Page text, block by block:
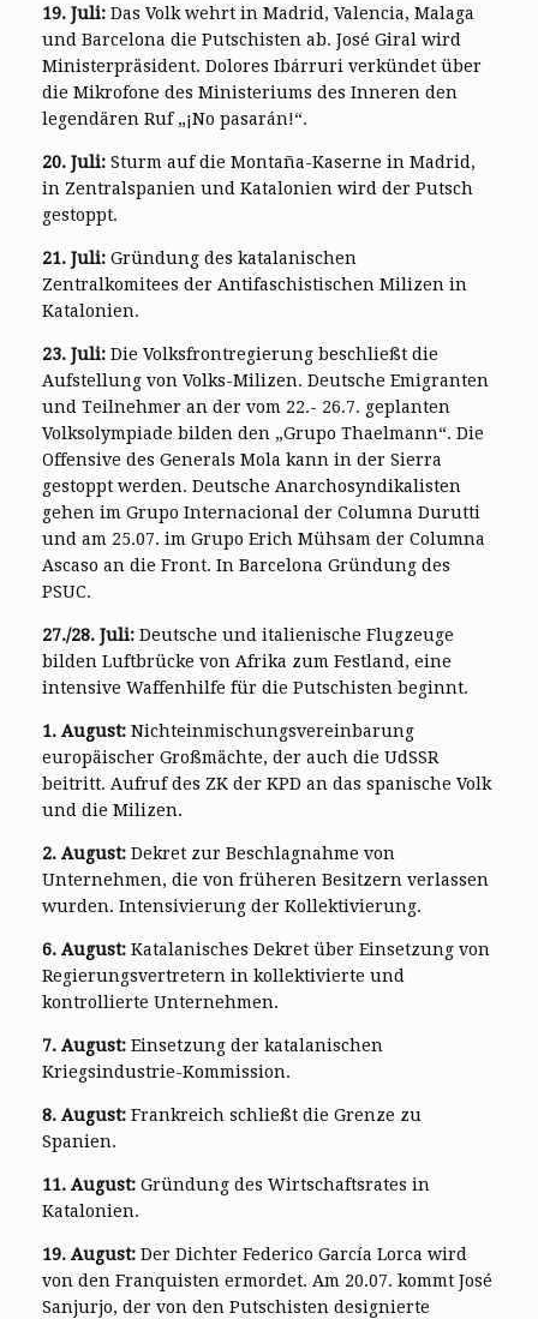
19. Juli: Das Volk wehrt in Madrid, Valencia, Malaga
und Barcelona die Putschisten ab. José Giral wird
Ministerpräsident. Dolores Ibárruri verkündet über
die Mikrofone des Ministeriums des Inneren den
legendären Ruf „¡No pasarán!“.
20. Juli: Sturm auf die Montaña-Kaserne in Madrid,
in Zentralspanien und Katalonien wird der Putsch
gestoppt.
21. Juli: Gründung des katalanischen
Zentralkomitees der Antifaschistischen Milizen in
Katalonien.
23. Juli: Die Volksfrontregierung beschließt die
Aufstellung von Volks-Milizen. Deutsche Emigranten
und Teilnehmer an der vom 22.- 26.7. geplanten
Volksolympiade bilden den „Grupo Thaelmann“. Die
Offensive des Generals Mola kann in der Sierra
gestoppt werden. Deutsche Anarchosyndikalisten
gehen im Grupo Internacional der Columna Durutti
und am 25.07. im Grupo Erich Mühsam der Columna
Ascaso an die Front. In Barcelona Gründung des
PSUC.
27./28. Juli: Deutsche und italienische Flugzeuge
bilden Luftbrücke von Afrika zum Festland, eine
intensive Waffenhilfe für die Putschisten beginnt.
1. August: Nichteinmischungsvereinbarung
europäischer Großmächte, der auch die UdSSR
beitritt. Aufruf des ZK der KPD an das spanische Volk
und die Milizen.
2. August: Dekret zur Beschlagnahme von
Unternehmen, die von früheren Besitzern verlassen
wurden. Intensivierung der Kollektivierung.
6. August: Katalanisches Dekret über Einsetzung von
Regierungsvertretern in kollektivierte und
kontrollierte Unternehmen.
7. August: Einsetzung der katalanischen
Kriegsindustrie-Kommission.
8. August: Frankreich schließt die Grenze zu
Spanien.
11. August: Gründung des Wirtschaftsrates in
Katalonien.
19. August: Der Dichter Federico García Lorca wird
von den Franquisten ermordet. Am 20.07. kommt José
Sanjurjo, der von den Putschisten designierte